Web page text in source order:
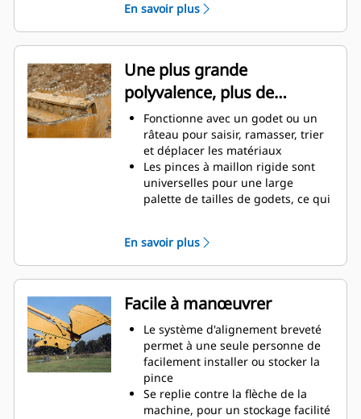
Compatibilité étendue entre les
machines en raison d'une
conception plus légère
Augmentez votre productivité de
manière régulière là où un godet
ou un râteau seul serait insuffisant
En savoir plus
Une plus grande
polyvalence, plus de
productivité
Fonctionne avec un godet ou un
râteau pour saisir, ramasser, trier
et déplacer les matériaux
Les pinces à maillon rigide sont
universelles pour une large
palette de tailles de godets, ce qui
Obtenez les pinces les plus
appropriées à vos applications.
Avec trois configurations de dents,
sélectionnez la meilleure option,
entre un appareil de préhension
large ou étroit, ou des temps de
fermeture plus courts pour le repli
de la flèche lors du transport.
La gestion de plusieurs
équipements pour un parc est
plus facile avec un système
En savoir plus
Facile à manœuvrer
Le système d'alignement breveté
permet à une seule personne de
facilement installer ou stocker la
pince
Se replie contre la flèche de la
machine, pour un stockage facilité